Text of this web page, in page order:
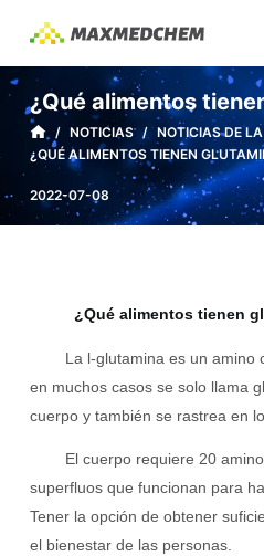
t
r
a
l
n
o
¿Qué alimentos
/ NOTICIAS / NOTICIAS DE
¿QUÉ ALIMENTOS TIENEN
2022-07-08
¿Qué alimentos tienen
La l-glutamina es un amino
en muchos casos se solo llama
cuerpo y también se rastrea en
El cuerpo requiere 20
superfluos que funcionan para
Tener la opción de obtener
el bienestar de las personas.